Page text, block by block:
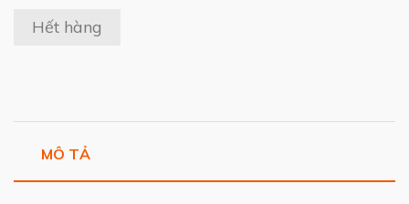
Hết hàng
MÔ TẢ